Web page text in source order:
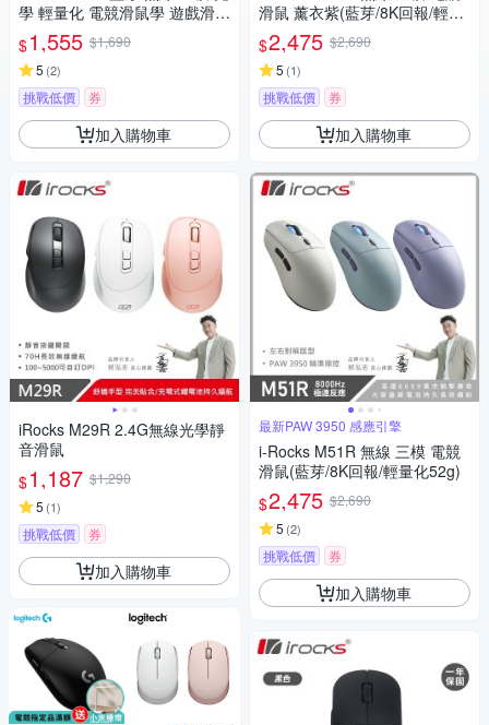
學 輕量化 電競滑鼠學 遊戲滑鼠
奶茶色
$1,555 $1,690
5 (2)
挑戰低價 券
加入購物車
iRocks M29R 2.4G無線光學靜
音滑鼠
$1,187 $1,290
5 (1)
挑戰低價 券
加入購物車
滑鼠 薰衣紫(藍芽/8K回報/輕量
化52g)
$2,475 $2,690
5 (1)
挑戰低價 券
加入購物車
最新PAW 3950 感應引擎
i-Rocks M51R 無線 三模 電競
滑鼠(藍芽/8K回報/輕量化52g)
$2,475 $2,690
5 (2)
挑戰低價 券
加入購物車